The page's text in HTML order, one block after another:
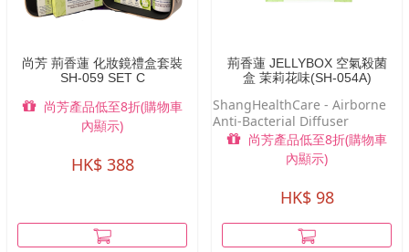
尚芳 荊香蓮 化妝鏡禮盒套裝
SH-059 SET C
尚芳產品低至8折(購物車
內顯示)
HK$ 388
荊香蓮 JELLYBOX 空氣殺菌
盒 茉莉花味(SH-054A)
ShangHealthCare - Airborne
Anti-Bacterial Diffuser
尚芳產品低至8折(購物車
內顯示)
HK$ 98